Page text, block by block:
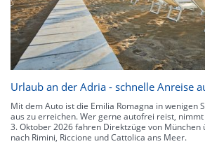
Urlaub an der Adria - schnelle Anreise
Mit dem Auto ist die Emilia Romagna in wenigen
aus zu erreichen. Wer gerne autofrei reist, nimmt
3. Oktober 2026 fahren Direktzüge von München
nach Rimini, Riccione und Cattolica ans Meer.